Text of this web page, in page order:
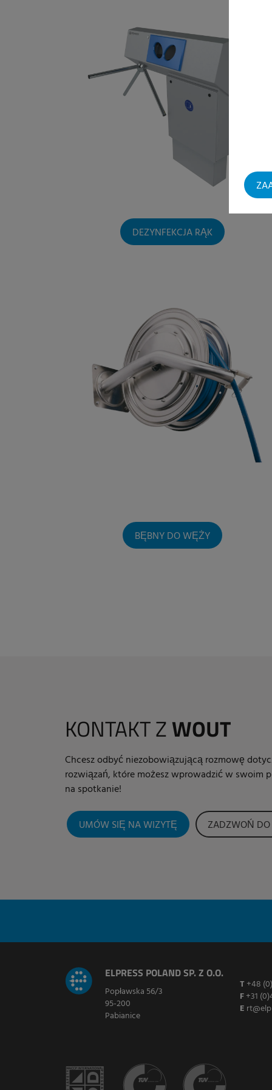
DEZYNFEKCJA RĄK
BĘBNY DO WĘŻY
KONTAKT ZWOUT
Chcesz odbyć niezobowiązującą rozmowę
rozwiązań, które możesz wprowadzić w swoim
na spotkanie!
UMÓW SIĘ NA WIZYTĘ ZADZWOŃ
ELPRESS POLAND SP. Z O.O.
Popławska 56/3
95-200
Pabianice
T +48
F+31
E